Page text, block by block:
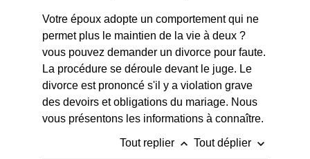
Votre époux adopte un comportement qui ne
permet plus le maintien de la vie à deux ?
vous pouvez demander un divorce pour faute.
La procédure se déroule devant le juge. Le
divorce est prononcé s'il y a violation grave
des devoirs et obligations du mariage. Nous
vous présentons les informations à connaître.
Tout replier keyboard_arrow_up Tout déplier keyboard_arrow_down